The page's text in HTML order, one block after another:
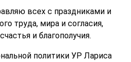
всех с праздниками и
труда, мира и согласия,
и благополучия.
политики УР Лариса